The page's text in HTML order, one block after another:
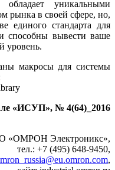
уникальными
рынка в своей сфере, но,
единого стандарта для
способны вывести ваше
уровень.
макросы для системы
«ИСУП», № 4(64)_2016
«ОМРОН Электроникс»,
тел.: +7 (495) 648-9450,
,